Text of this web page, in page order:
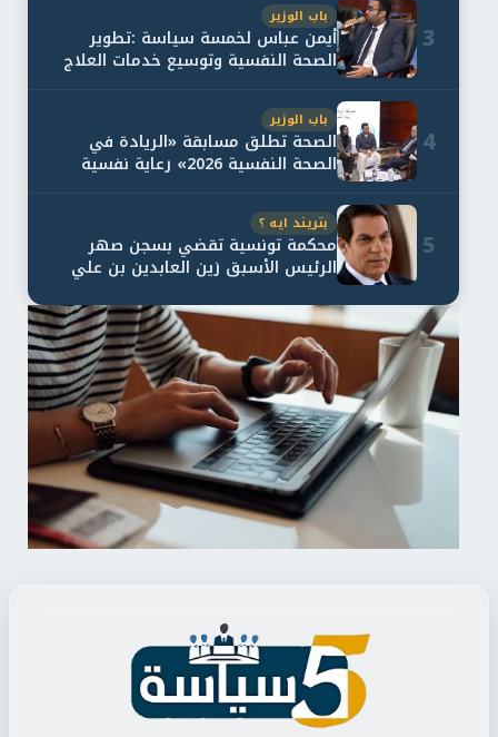
3
باب الوزير
أيمن عباس لخمسة سياسة :تطوير
الصحة النفسية وتوسيع خدمات العلاج
4
باب الوزير
الصحة تطلق مسابقة «الريادة في
الصحة النفسية 2026» رعاية نفسية
5
بتريند ايه ؟
محكمة تونسية تقضي بسجن صهر
الرئيس الأسبق زين العابدين بن علي